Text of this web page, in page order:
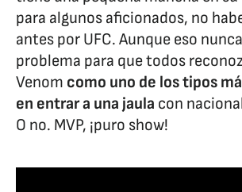
para algunos aficionados, no
antes por UFC. Aunque eso
problema para que todos
Venom como uno de los tipos
en entrar a una jaula con
O no. MVP, ¡puro show!